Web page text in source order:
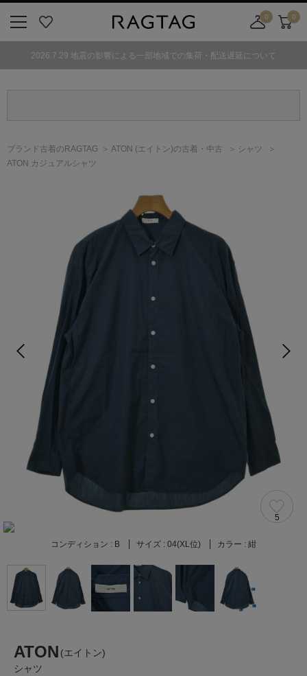
気
0
舗
カ
ト
0
2026.7.29 地震の影響による一部地域での集荷・配送遅延について
ブランド古着のRAGTAG ATON (エイトン)の古着・中古
シャツ
ATON カジュアルシャツ
5
コンディション : B サイズ : 04(XL位) カラー : 紺
ATON (エイトン)
シャツ